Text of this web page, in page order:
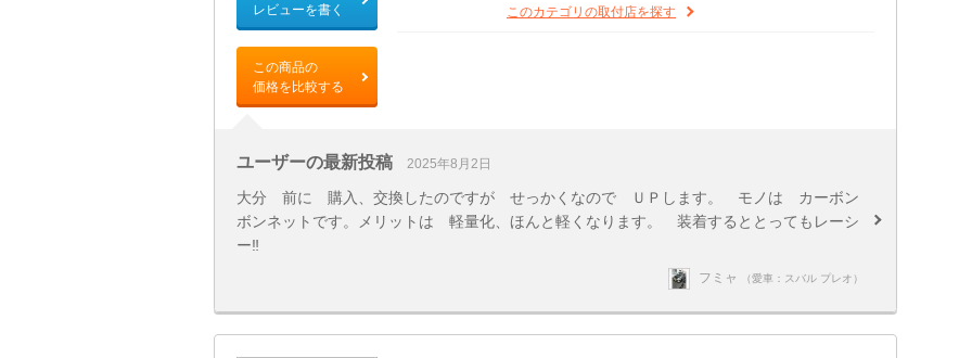
レビューを書く
この商品の
価格を比較する
このカテゴリの取付店を探す
ユーザーの最新投稿 2025年8月2日
大分 前に 購入、交換したのですが せっかくなので ＵＰします。 モノは カーボン
ボンネットです。メリットは 軽量化、ほんと軽くなります。 装着するととってもレーシ
ー‼
フミャ （愛車：スバル プレオ）